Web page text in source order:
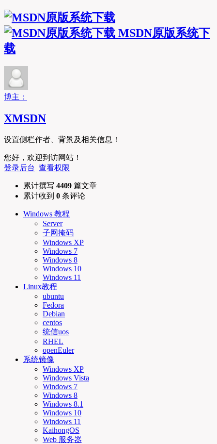
MSDN原版系统下
载
博主：
XMSDN
设置侧栏作者、背景及相关信息！
您好，欢迎到访网站！
登录后台 查看权限
累计撰写 4409 篇文章
累计收到 0 条评论
Windows 教程
Server
子网掩码
Windows XP
Windows 7
Windows 8
Windows 10
Windows 11
Linux教程
ubuntu
Fedora
Debian
centos
统信uos
RHEL
openEuler
系统镜像
Windows XP
Windows Vista
Windows 7
Windows 8
Windows 8.1
Windows 10
Windows 11
KaihongOS
Web 服务器